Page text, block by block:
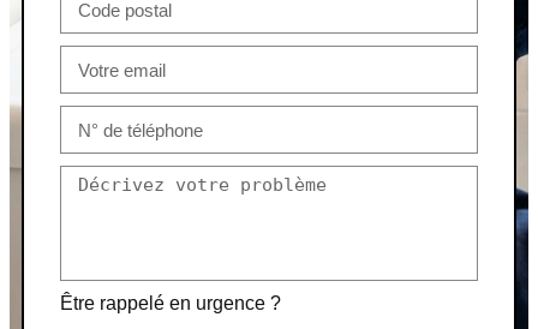
Être rappelé en urgence ?